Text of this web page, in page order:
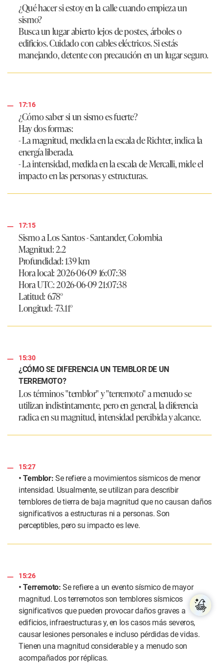
¿Qué hacer si estoy en la calle cuando empieza un
sismo?
Busca un lugar abierto lejos de postes, árboles o
edificios. Cuidado con cables eléctricos. Si estás
manejando, detente con precaución en un lugar seguro.
17:16
¿Cómo saber si un sismo es fuerte?
Hay dos formas:
- La magnitud, medida en la escala de Richter, indica la
energía liberada.
- La intensidad, medida en la escala de Mercalli, mide el
impacto en las personas y estructuras.
17:15
Sismo a Los Santos - Santander, Colombia
Magnitud: 2.2
Profundidad: 139 km
Hora local: 2026-06-09 16:07:38
Hora UTC: 2026-06-09 21:07:38
Latitud: 6.78°
Longitud: -73.11°
15:30
¿CÓMO SE DIFERENCIA UN TEMBLOR DE UN
TERREMOTO?
Los términos "temblor" y "terremoto" a menudo se
utilizan indistintamente, pero en general, la diferencia
radica en su magnitud, intensidad percibida y alcance.
15:27
• Temblor: Se refiere a movimientos sísmicos de menor
intensidad. Usualmente, se utilizan para describir
temblores de tierra de baja magnitud que no causan daños
significativos a estructuras ni a personas. Son
perceptibles, pero su impacto es leve.
15:26
• Terremoto:Se refiere a un evento sísmico de mayor
magnitud. Los terremotos son temblores sísmicos
significativos que pueden provocar daños graves a
edificios, infraestructuras y, en los casos más severos,
causar lesiones personales e incluso pérdidas de vidas.
Tienen una magnitud considerable y a menudo son
acompañados por réplicas.